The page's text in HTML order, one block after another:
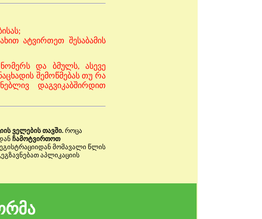
ატვირთეთ შესაბამის
ნომერს და ბმულს, ასევე
შემოწმებას თუ რა
დაგვიკაბშირდით
ველების თავში. როცა
ჩამოტვირთოთ
მომავალი წლის
აპლიკაციის